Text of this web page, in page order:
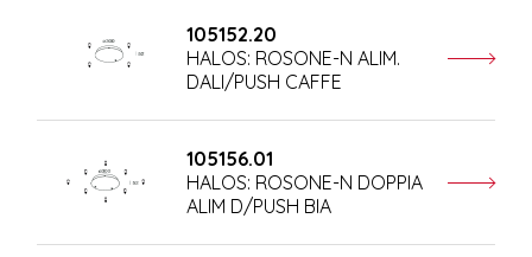
105152.20
HALOS: ROSONE-N ALIM.
DALI/PUSH CAFFE
105156.01
HALOS: ROSONE-N DOPPIA
ALIM D/PUSH BIA